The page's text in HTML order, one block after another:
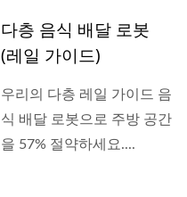
다층 음식 배달 로봇
(레일 가이드)
우리의 다층 레일 가이드 음
식 배달 로봇으로 주방 공간
을 57% 절약하세요....